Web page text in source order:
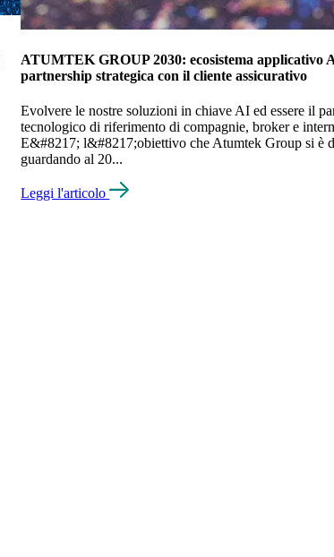
ATUMTEK GROUP 2030: ecosistema applicativo
partnership strategica con il cliente assicurativo
Evolvere le nostre soluzioni in chiave AI ed essere il
tecnologico di riferimento di compagnie, broker e
E&#8217; l&#8217;obiettivo che Atumtek Group si è
guardando al 20...
Leggi l'articolo